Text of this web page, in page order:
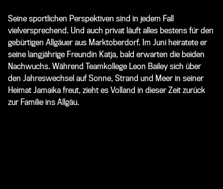
Seine sportlichen Perspektiven sind in jedem Fall
vielversprechend. Und auch privat läuft alles bestens für den
gebürtigen Allgäuer aus Marktoberdorf. Im Juni heiratete er
seine langjährige Freundin Katja, bald erwarten die beiden
Nachwuchs. Während Teamkollege Leon Bailey sich über
den Jahreswechsel auf Sonne, Strand und Meer in seiner
Heimat Jamaika freut, zieht es Volland in dieser Zeit zurück
zur Familie ins Allgäu.